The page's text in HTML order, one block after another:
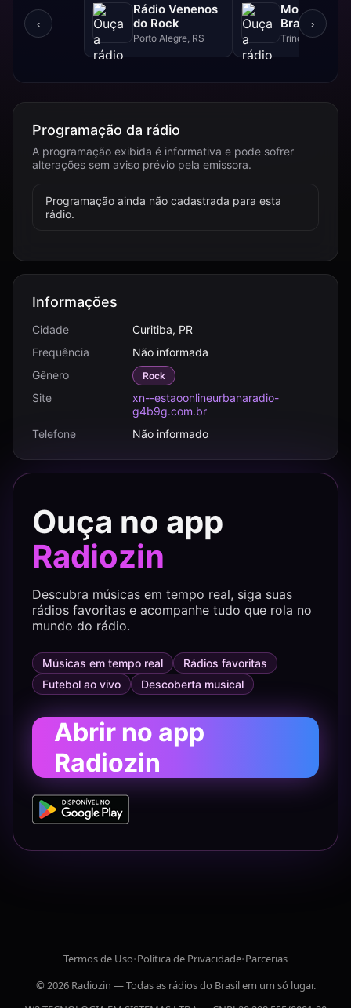
‹
Rádio Venenos
do Rock
Porto Alegre, RS
Motor
Brasil Rádio
Trindade, GO
›
Programação da rádio
A programação exibida é informativa e pode sofrer
alterações sem aviso prévio pela emissora.
Programação ainda não cadastrada para esta
rádio.
Informações
Cidade
Curitiba, PR
Frequência
Não informada
Gênero
Rock
Site
xn--estaoonlineurbanaradio-
g4b9g.com.br
Telefone
Não informado
Ouça no app
Radiozin
Descubra músicas em tempo real, siga suas
rádios favoritas e acompanhe tudo que rola no
mundo do rádio.
Músicas em tempo real
Rádios favoritas
Futebol ao vivo
Descoberta musical
Abrir no app
Radiozin
Termos de Uso•Política de Privacidade•Parcerias
© 2026 Radiozin — Todas as rádios do Brasil em um só lugar.